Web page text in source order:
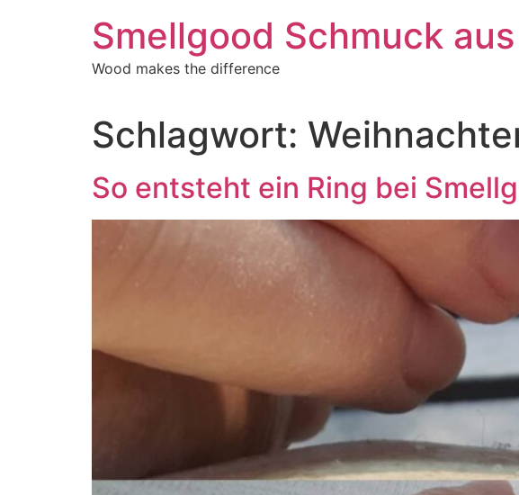
Smellgood Schmuck
Wood makes the difference
Schlagwort:
So entsteht ein Ring bei